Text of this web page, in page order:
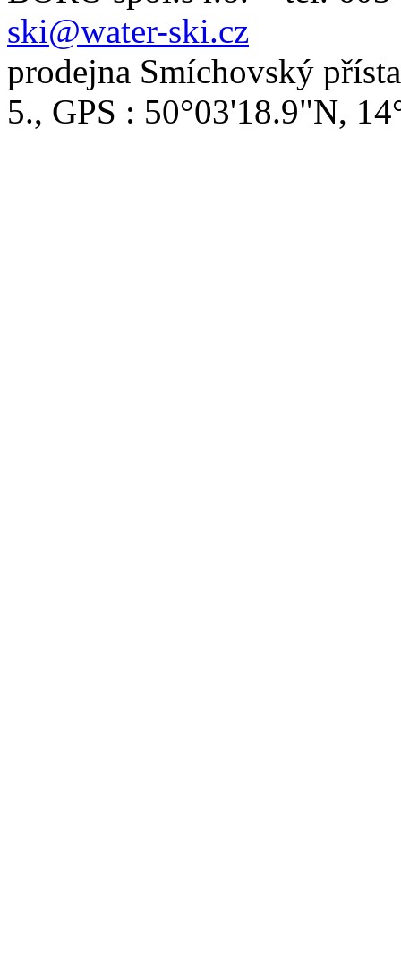
ski@water-ski.cz
prodejna Smíchovský
5., GPS : 50°03'18.9"N,